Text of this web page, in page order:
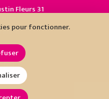
Fleurs 31
80 10pour fonctionner.